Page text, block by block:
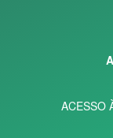
ACESSO